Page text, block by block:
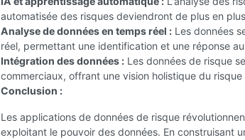
automatisée des risques deviendront de plus en
Analyse de données en temps réel : Les données
réel, permettant une identification et une réponse
Intégration des données : Les données de risque
commerciaux, offrant une vision holistique du
Conclusion :
Les applications de données de risque
exploitant le pouvoir des données. En construisant